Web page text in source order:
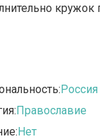
Россия
Православие
Нет